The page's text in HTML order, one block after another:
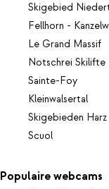
Skigebied
Fellhorn -
Le Grand Massif
Notschrei Skilifte
Sainte-Foy
Kleinwalsertal
Skigebieden Harz
Scuol
Populaire webcams